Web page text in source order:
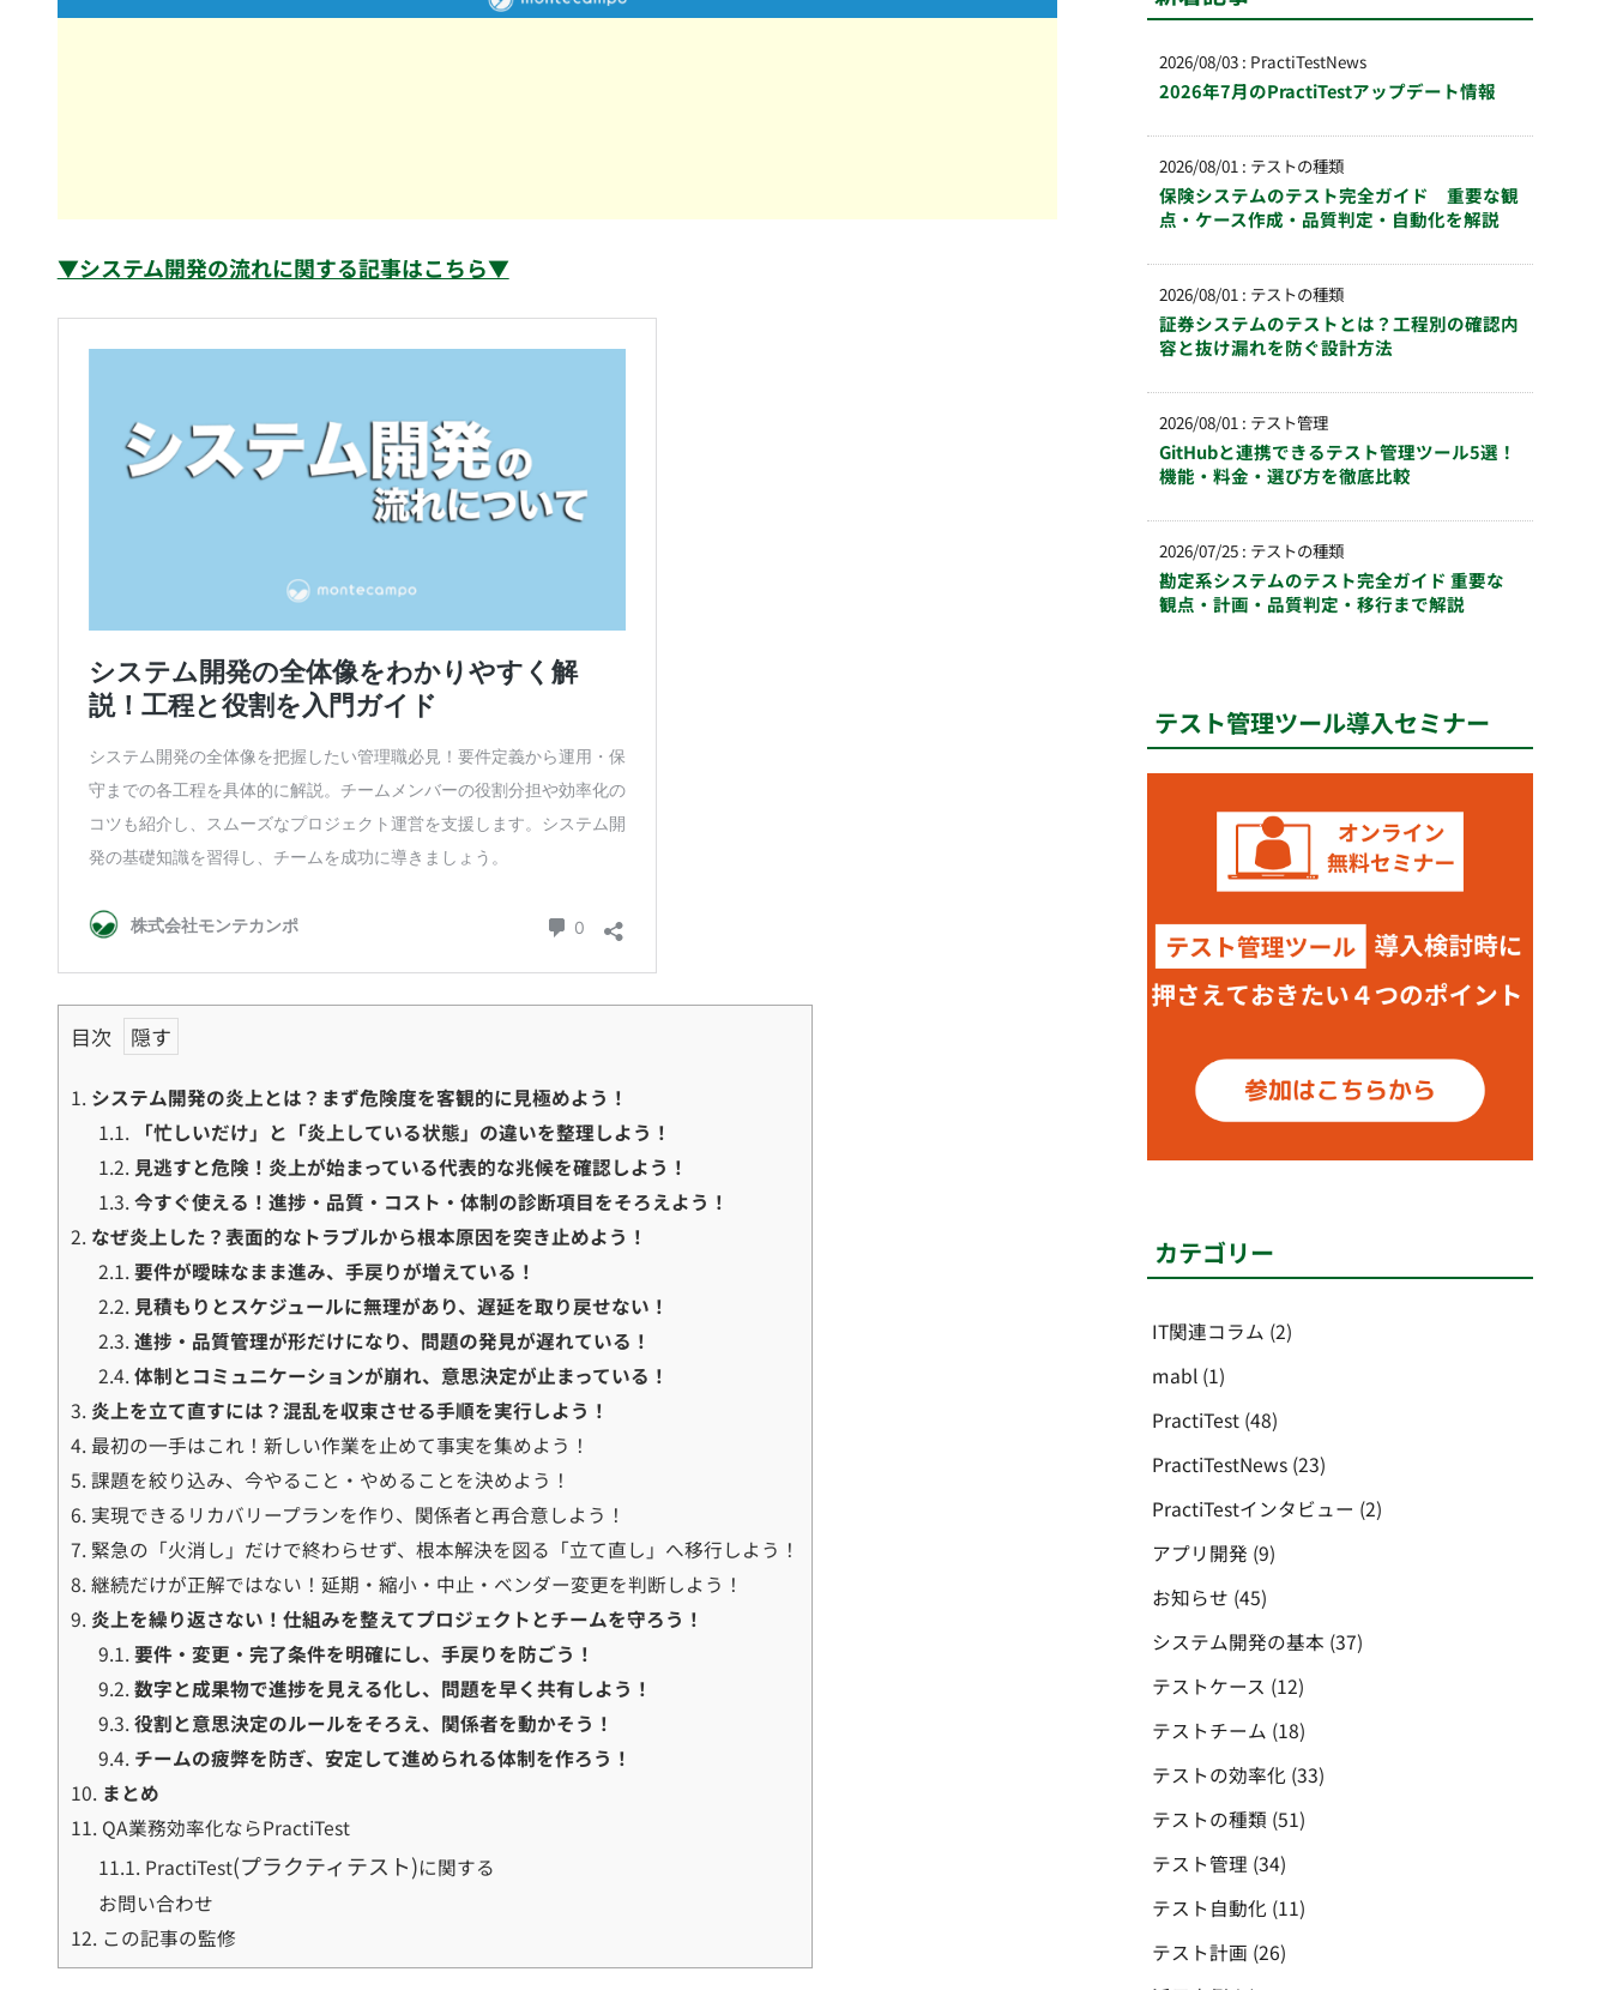
▼システム開発の流れに関する記事はこちら▼
目次
1. システム開発の炎上とは？まず危険度を客観的に見極めよう！
1.1.
「忙しいだけ」と「炎上している状態」の違いを整理しよう！
1.2.見逃すと危険！炎上が始まっている代表的な兆候を確認しよう！
1.3.今すぐ使える！進捗・品質・コスト・体制の診断項目をそろえよう！
2. なぜ炎上した？表面的なトラブルから根本原因を突き止めよう！
2.1.要件が曖昧なまま進み、手戻りが増えている！
2.2.見積もりとスケジュールに無理があり、遅延を取り戻せない！
2.3.進捗・品質管理が形だけになり、問題の発見が遅れている！
2.4.体制とコミュニケーションが崩れ、意思決定が止まっている！
3. 炎上を立て直すには？混乱を収束させる手順を実行しよう！
4.最初の一手はこれ！新しい作業を止めて事実を集めよう！
5.課題を絞り込み、今やること・やめることを決めよう！
6.実現できるリカバリープランを作り、関係者と再合意しよう！
7.緊急の「火消し」だけで終わらせず、根本解決を図る「立て直し」へ移行しよう！
8.継続だけが正解ではない！延期・縮小・中止・ベンダー変更を判断しよう！
9. 炎上を繰り返さない！仕組みを整えてプロジェクトとチームを守ろう！
9.1.要件・変更・完了条件を明確にし、手戻りを防ごう！
9.2.数字と成果物で進捗を見える化し、問題を早く共有しよう！
9.3.役割と意思決定のルールをそろえ、関係者を動かそう！
9.4. チームの疲弊を防ぎ、安定して進められる体制を作ろう！
10. まとめ
11.QA業務効率化ならPractiTest
11.1. PractiTest(プラクティテスト)に関する
お問い合わせ
12.この記事の監修
2026/08/03: PractiTestNews
2026年7月のPractiTestアップデート情報
2026/08/01 : テストの種類
保険システムのテスト完全ガイド 重要な観
点・ケース作成・品質判定・自動化を解説
2026/08/01 : テストの種類
証券システムのテストとは？工程別の確認内
容と抜け漏れを防ぐ設計方法
2026/08/01 : テスト管理
GitHubと連携できるテスト管理ツール5選！
機能・料金・選び方を徹底比較
2026/07/25: テストの種類
勘定系システムのテスト完全ガイド 重要な
観点・計画・品質判定・移行まで解説
テスト管理ツール導入セミナー
カテゴリー
IT関連コラム (2)
mabl (1)
PractiTest (48)
PractiTestNews (23)
PractiTestインタビュー (2)
アプリ開発 (9)
お知らせ (45)
システム開発の基本 (37)
テストケース (12)
テストチーム (18)
テストの効率化 (33)
テストの種類 (51)
テスト管理 (34)
テスト自動化 (11)
テスト計画 (26)